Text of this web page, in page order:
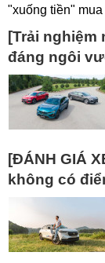
"xuống tiền"
[Trải nghiệm
đáng ngôi
[ĐÁNH GIÁ
không có